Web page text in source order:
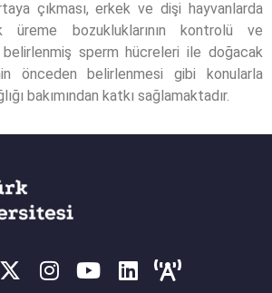
çıkması, erkek ve dişi hayvanlarda
üreme bozukluklarının kontrolü ve
sperm hücreleri ile doğacak
önceden belirlenmesi gibi konularla
bakımından katkı sağlamaktadır.